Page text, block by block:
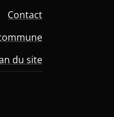
Contact
du site